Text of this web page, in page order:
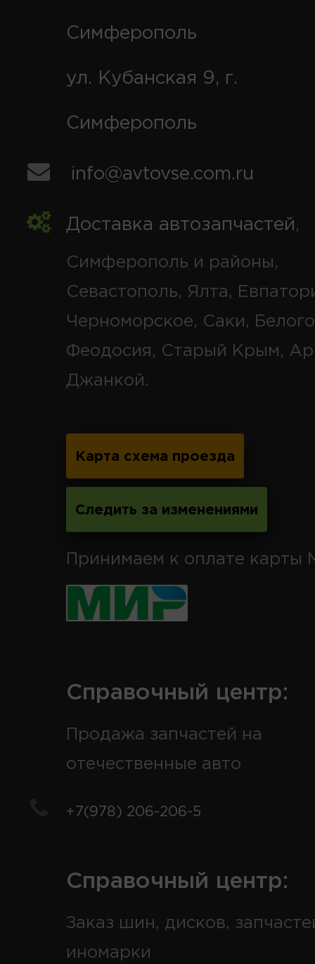
Симферополь
ул. Кубанская 9, г.
Симферополь
info@avtovse.com.ru
Доставка автозапчастей,
Симферополь и районы,
Севастополь, Ялта,
Черноморское, Саки,
Феодосия, Старый Крым,
Джанкой.
Карта схема проезда
Следить за изменениями
Принимаем к оплате карты
Справочный центр:
Продажа запчастей на
отечественные авто
+7(978) 206-206-5
Справочный центр:
Заказ шин, дисков,
иномарки